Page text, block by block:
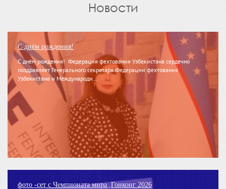
Новости
С днём рождения!
С днём рождения! Федерация фехтования Узбекистана сердечно
поздравляет Генерального секретаря Федерации фехтования
Узбекистана и Международн...
фото -сет с Чемпионата мира ,Гонконг 2026